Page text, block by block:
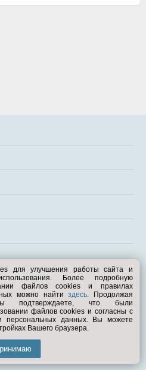
полную версию
помочь?
1998—2026
для улучшения работы сайта и
Более подробную
файлов cookies и правилах
можно найтиздесь. Продолжая
подтверждаете, что были
файлов cookies и согласны с
персональных данных. Вы можете
Вашего браузера.